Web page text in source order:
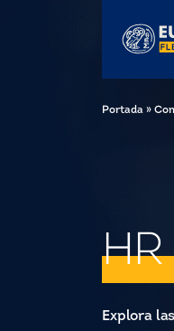
Portada »
Explora